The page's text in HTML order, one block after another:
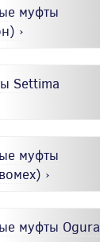
муфты
›
Settima
муфты
›
муфты Ogura